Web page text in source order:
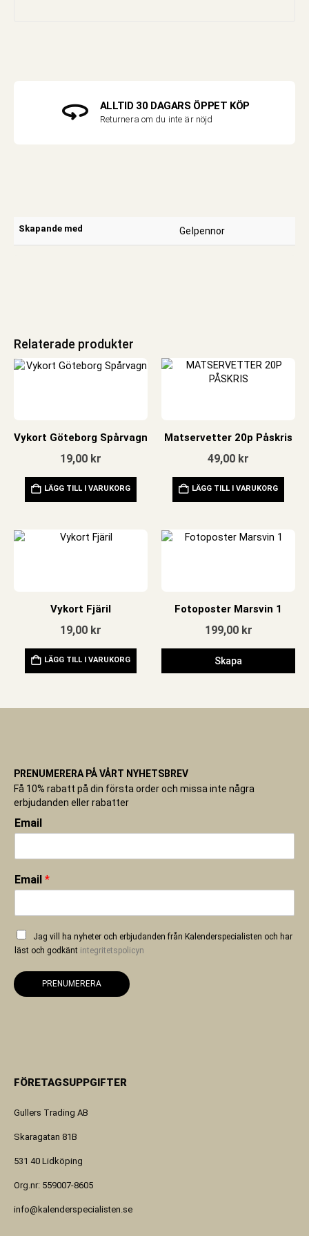
ALLTID 30 DAGARS ÖPPET KÖP
Returnera om du inte är nöjd
Skapande med Gelpennor
Relaterade produkter
Vykort Göteborg Spårvagn
19,00 kr
LÄGG TILL I VARUKORG
Matservetter 20p Påskris
49,00 kr
LÄGG TILL I VARUKORG
Vykort Fjäril
19,00 kr
LÄGG TILL I VARUKORG
Fotoposter Marsvin 1
199,00 kr
Skapa
PRENUMERERA PÅ VÅRT NYHETSBREV
Få 10% rabatt på din första order och missa inte några
erbjudanden eller rabatter
Email
Email *
Jag vill ha nyheter och erbjudanden från Kalenderspecialisten och har
läst och godkänt integritetspolicyn
PRENUMERERA
FÖRETAGSUPPGIFTER
Gullers Trading AB
Skaragatan 81B
531 40 Lidköping
Org.nr: 559007-8605
info@kalenderspecialisten.se